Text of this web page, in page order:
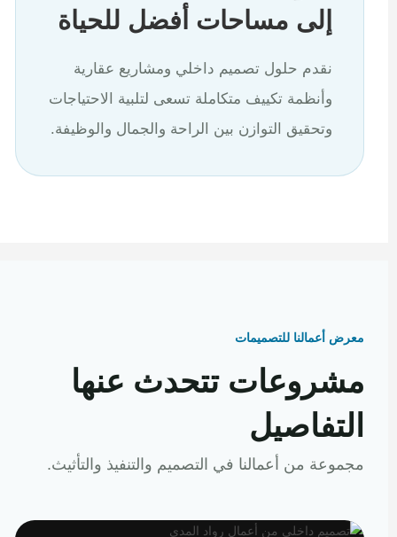
إلى مساحات أفضل للحياة
نقدم حلول تصميم داخلي ومشاريع عقارية
وأنظمة تكييف متكاملة تسعى لتلبية الاحتياجات
وتحقيق التوازن بين الراحة والجمال والوظيفة.
معرض أعمالنا للتصميمات
مشروعات تتحدث عنها
التفاصيل
مجموعة من أعمالنا في التصميم والتنفيذ والتأثيث.